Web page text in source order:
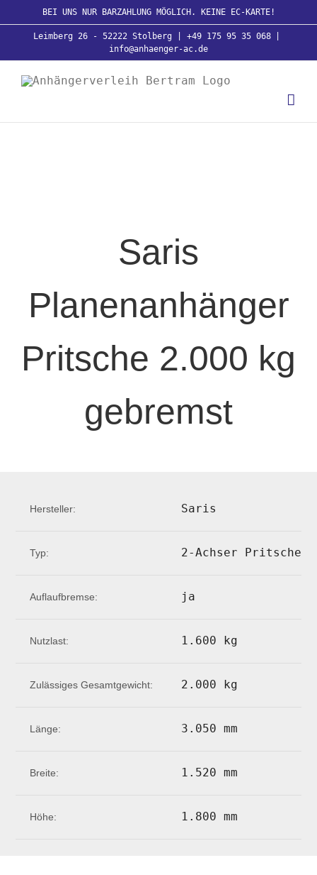
Inhalt
BEI UNS NUR BARZAHLUNG MÖGLICH. KEINE EC-KARTE!
Leimberg 26 - 52222 Stolberg | +49 175 95 35 068
info@anhaenger-ac.de
Saris
Planenanhänger
Pritsche 2.000 kg
gebremst
Hersteller: Saris
Typ: 2-Achser Pritsche
Auflaufbremse: ja
Nutzlast: 1.600 kg
Zulässiges Gesamtgewicht: 2.000 kg
Länge: 3.050 mm
Breite: 1.520 mm
Höhe: 1.800 mm